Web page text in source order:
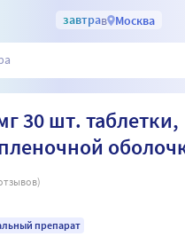
завтрав Москва
30 шт. таблетки,
препарат